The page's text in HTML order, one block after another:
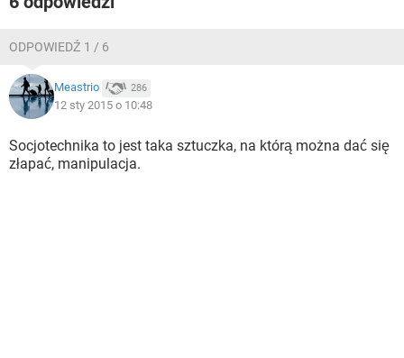
WINDOWS 10
ODPOWIEDŹ 1 / 6
Meastrio 286
12 sty 2015 o 10:48
Socjotechnika to jest taka sztuczka, na którą można dać się
złapać, manipulacja.